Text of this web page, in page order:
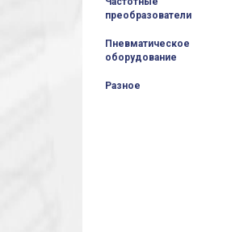
преобразователи
Пневматическое
оборудование
Разное